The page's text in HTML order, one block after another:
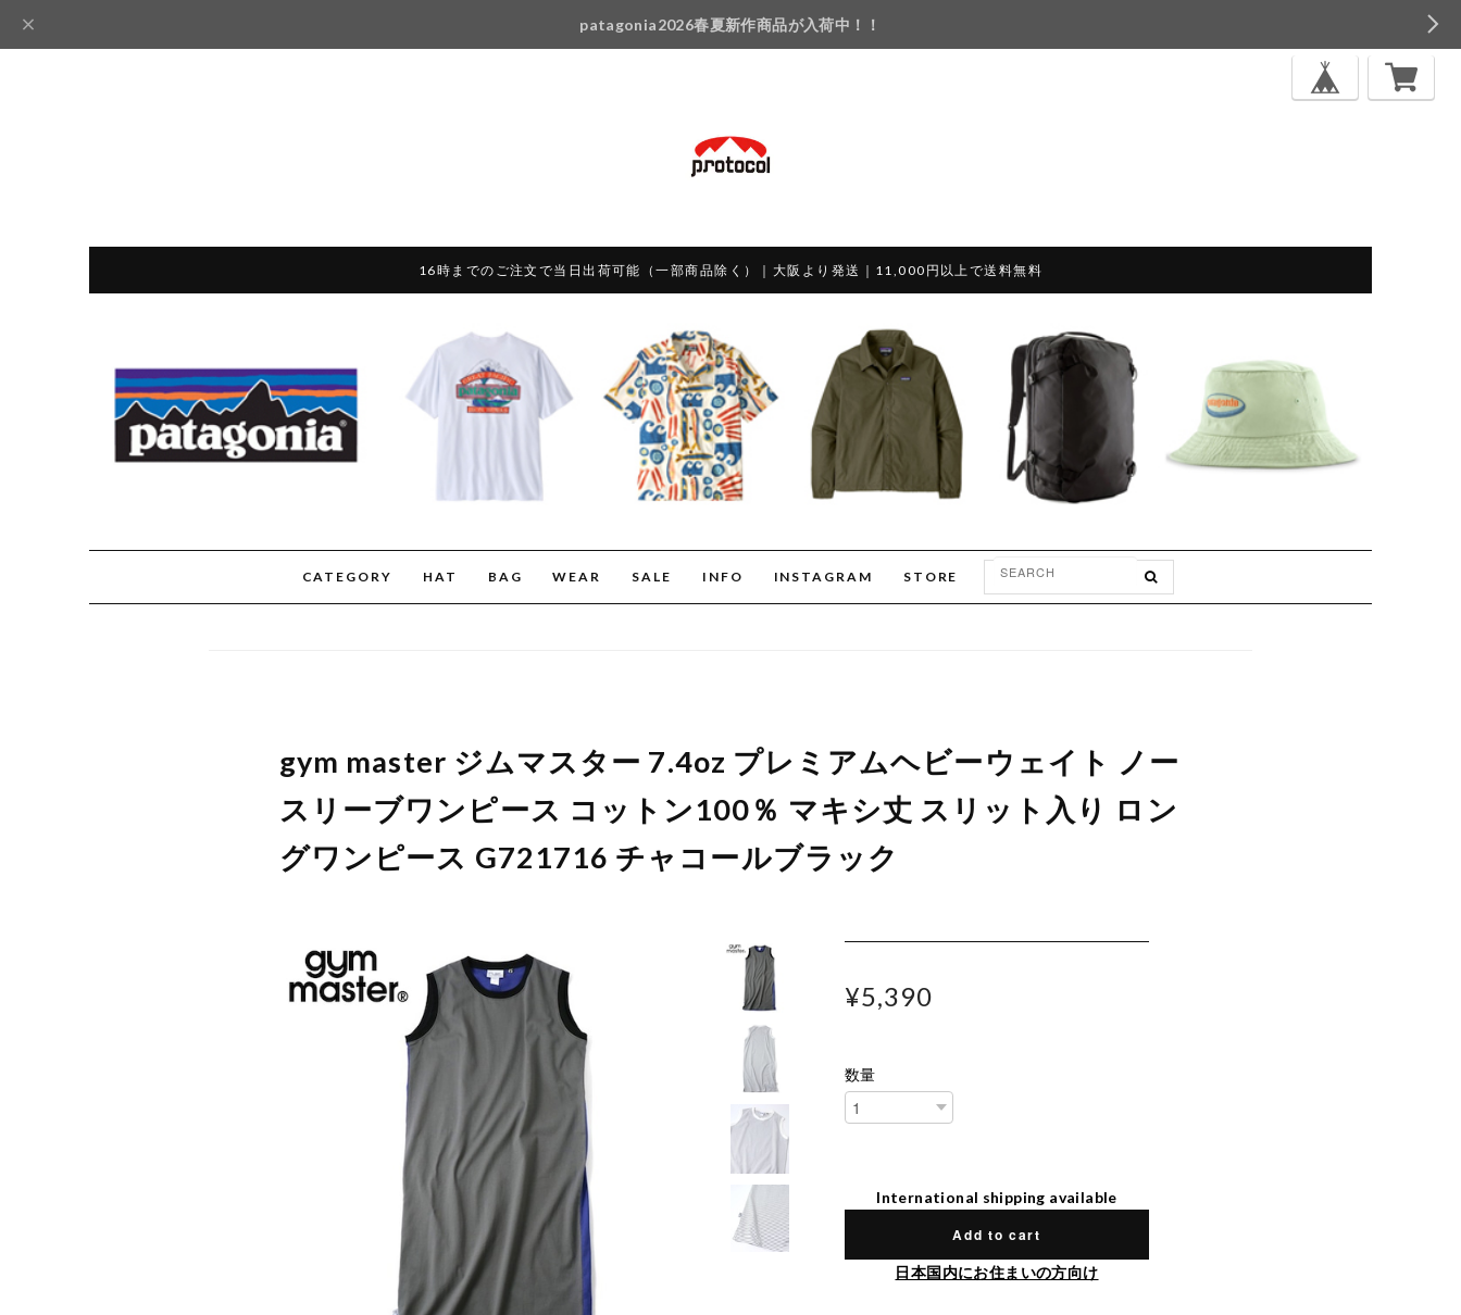
patagonia2026春夏新作商品が入荷中！！
16時までのご注文で当日出荷可能（一部商品除く）｜大阪より発送｜11,000円以上で送料無料
CATEGORY HAT BAG WEAR SALE INFO INSTAGRAM STORE
gym master ジムマスター 7.4oz プレミアムヘビーウェイト ノー
スリーブワンピース コットン100％ マキシ丈 スリット入り ロン
グワンピース G721716 チャコールブラック
¥5,390
数量
International shipping available
Add to cart
日本国内にお住まいの方向け